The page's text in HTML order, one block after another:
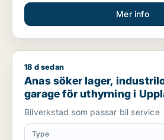
Mer info
Anas söker lager, industrilokal
18 d sedan
Anas söker lager,
garage för uthyrning i
Vallentuna eller Upplands-
Bilverkstad som passar bil service
Type